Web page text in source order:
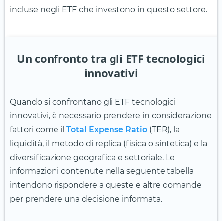
incluse negli ETF che investono in questo settore.
Un confronto tra gli ETF tecnologici
innovativi
Quando si confrontano gli ETF tecnologici
innovativi, è necessario prendere in considerazione
fattori come il Total Expense Ratio (TER), la
liquidità, il metodo di replica (fisica o sintetica) e la
diversificazione geografica e settoriale. Le
informazioni contenute nella seguente tabella
intendono rispondere a queste e altre domande
per prendere una decisione informata.